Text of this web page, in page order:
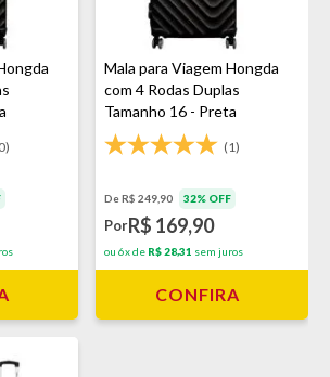
Mala para Viagem Hongda
com 4 Rodas Duplas
Tamanho 16 - Preta
(1)
De R$ 249,90 32% OFF
PorR$ 169,90
ou 6x de R$ 28,31 sem juros
CONFIRA